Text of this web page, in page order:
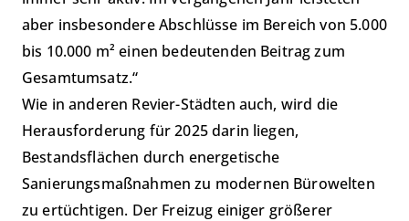
aber insbesondere Abschlüsse im Bereich von 5.000
bis 10.000 m² einen bedeutenden Beitrag zum
Gesamtumsatz.“
Wie in anderen Revier-Städten auch, wird die
Herausforderung für 2025 darin liegen,
Bestandsflächen durch energetische
Sanierungsmaßnahmen zu modernen Bürowelten
zu ertüchtigen. Der Freizug einiger größerer